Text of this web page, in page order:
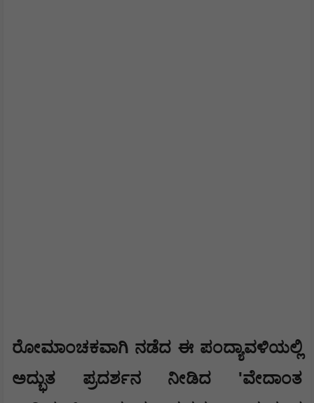
ರೋಮಾಂಚಕವಾಗಿ ನಡೆದ ಈ ಪಂದ್ಯಾವಳಿಯಲ್ಲಿ
ಅದ್ಭುತ ಪ್ರದರ್ಶನ ನೀಡಿದ 'ವೇದಾಂತ